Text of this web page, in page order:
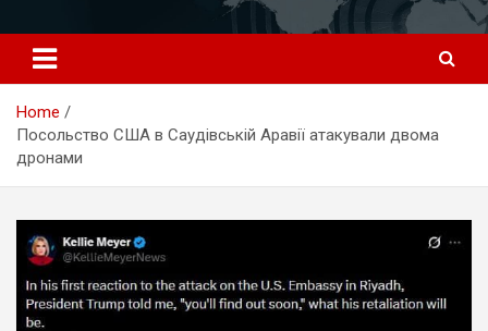
к
содержимому
Home
Посольство США в Саудівській Аравії атакували двома
дронами